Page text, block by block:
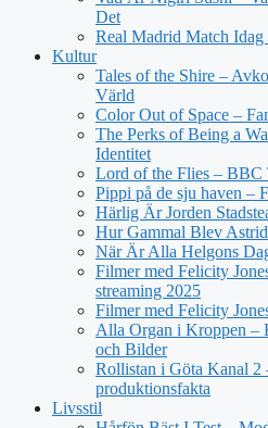
Det
Real Madrid Match
Kultur
Tales of the Shire –
Värld
Color Out of Space –
The Perks of Being a
Identitet
Lord of the Flies – BBC
Pippi på de sju haven –
Härlig Är Jorden
Hur Gammal Blev
När Är Alla Helgons
Filmer med Felicity
streaming 2025
Filmer med Felicity
Alla Organ i Kroppen –
och Bilder
Rollistan i Göta Kanal 2
produktionsfakta
Livsstil